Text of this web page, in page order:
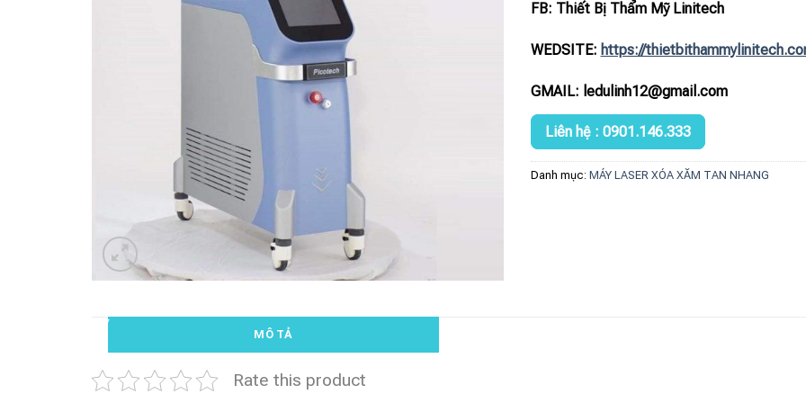
FB: Thiết Bị Thẩm Mỹ Linitech
WEDSITE: https://
GMAIL: ledulinh12@gmail.com
Liên hệ : 0901.146.333
Danh mục: MÁY LASER XÓA XĂM TAN NHANG
MÔ TẢ
Rate this product